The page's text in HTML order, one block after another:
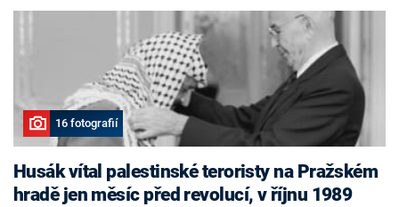
16 fotografií
Husák vítal palestinské teroristy na Pražském
hradě jen měsíc před revolucí, v říjnu 1989